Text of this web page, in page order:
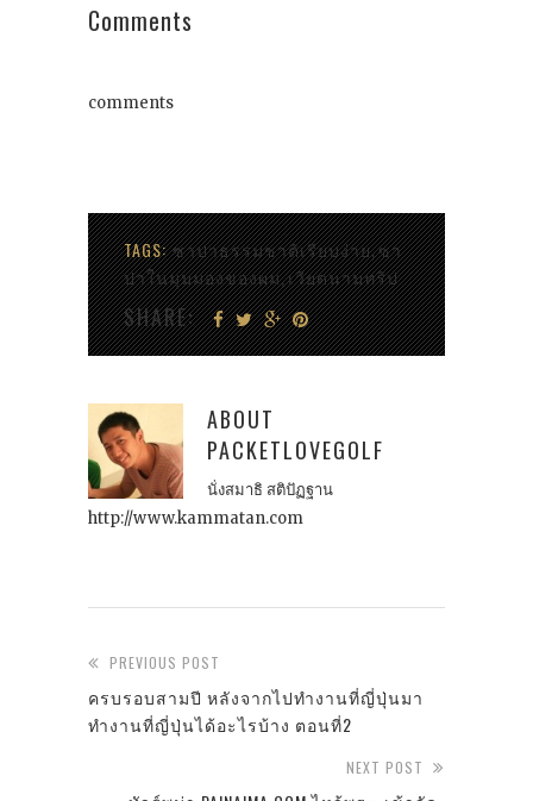
Comments
comments
TAGS: ซาปาธรรมชาติเรียบง่าย,ซา
ปาในมุมมองของผม,เวียดนามทริป
SHARE:
ABOUT
PACKETLOVEGOLF
นั่งสมาธิ สติปัฏฐาน
http://www.kammatan.com
PREVIOUS POST
ครบรอบสามปี หลังจากไปทำงานที่ญี่ปุ่นมา
ทำงานที่ญี่ปุ่นได้อะไรบ้าง ตอนที่2
NEXT POST